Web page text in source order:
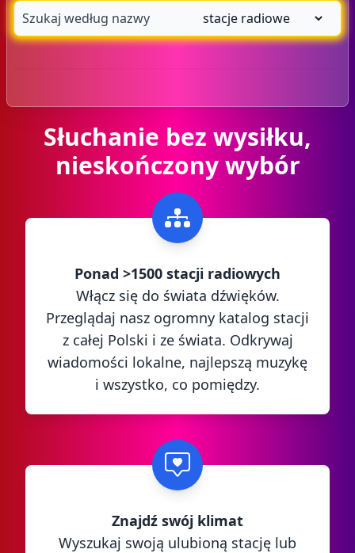
Słuchanie bez wysiłku,
nieskończony wybór
Ponad >1500 stacji radiowych
Włącz się do świata dźwięków.
Przeglądaj nasz ogromny katalog stacji
z całej Polski i ze świata. Odkrywaj
wiadomości lokalne, najlepszą muzykę
i wszystko, co pomiędzy.
Znajdź swój klimat
Wyszukaj swoją ulubioną stację lub